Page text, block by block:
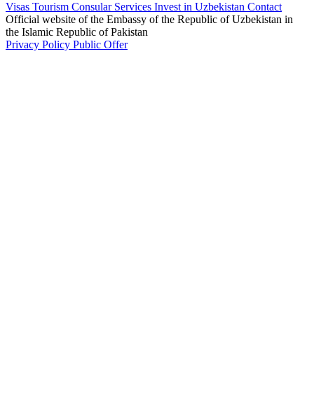
Visas Tourism Consular Services Invest in Uzbekistan Contact
Official website of the Embassy of the Republic of Uzbekistan in
the Islamic Republic of Pakistan
Privacy Policy Public Offer